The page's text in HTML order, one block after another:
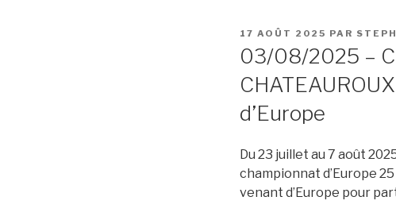
PUBLIÉ
17 AOÛT 2025 PAR
03/08/2025 –
d’Europe
Du 23 juillet au 7 août
championnat d’Europe
venant d’Europe pour